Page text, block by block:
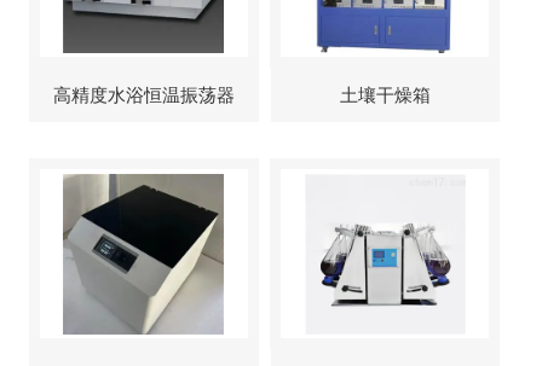
高精度水浴恒温振荡器 土壤干燥箱